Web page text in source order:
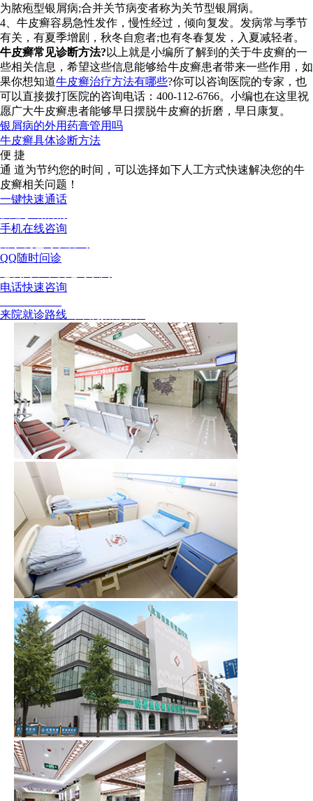
为脓疱型银屑病;合并关节病变者称为关节型银屑病。
4、牛皮癣容易急性发作，慢性经过，倾向复发。发病常与季节
有关，有夏季增剧，秋冬自愈者;也有冬春复发，入夏减轻者。
牛皮癣常见诊断方法? 以上就是小编所了解到的关于牛皮癣的一
些相关信息，希望这些信息能够给牛皮癣患者带来一些作用，如
果你想知道牛皮癣治疗方法有哪些?你可以咨询医院的专家，也
可以直接拨打医院的咨询电话：400-112-6766。小编也在这里祝
愿广大牛皮癣患者能够早日摆脱牛皮癣的折磨，早日康复。
银屑病的外用药膏管用吗
牛皮癣具体诊断方法
便 捷
通 道为节约您的时间，可以选择如下人工方式快速解决您的牛
皮癣相关问题！
一键快速通话
手机在线咨询
QQ随时问诊
电话快速咨询
来院就诊路线